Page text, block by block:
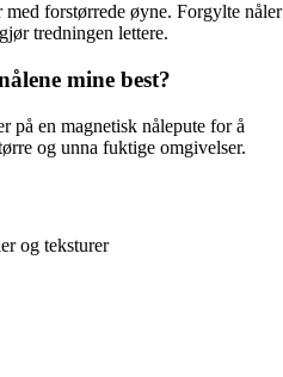
forstørrede øyne. Forgylte nåler
tredningen lettere.
mine best?
på en magnetisk nålepute for å
og unna fuktige omgivelser.
og teksturer